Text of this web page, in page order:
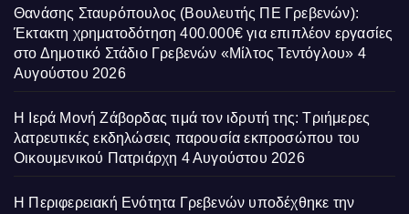
Θανάσης Σταυρόπουλος (Βουλευτής ΠΕ Γρεβενών):
Έκτακτη χρηματοδότηση 400.000€ για επιπλέον εργασίες
στο Δημοτικό Στάδιο Γρεβενών «Μίλτος Τεντόγλου» 4
Αυγούστου 2026
Η Ιερά Μονή Ζάβορδας τιμά τον ιδρυτή της: Τριήμερες
λατρευτικές εκδηλώσεις παρουσία εκπροσώπου του
Οικουμενικού Πατριάρχη 4 Αυγούστου 2026
Η Περιφερειακή Ενότητα Γρεβενών υποδέχθηκε την